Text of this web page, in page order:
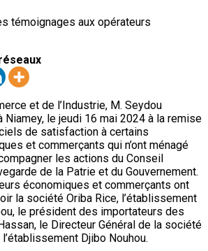
témoignages aux opérateurs
et de l’Industrie, M. Seydou
Niamey, le jeudi 16 mai 2024 à la remise
de satisfaction à certains
et commerçants qui n’ont ménagé
les actions du Conseil
de la Patrie et du Gouvernement.
économiques et commerçants ont
la société Oriba Rice, l’établissement
le président des importateurs des
le Directeur Général de la société
Djibo Nouhou.